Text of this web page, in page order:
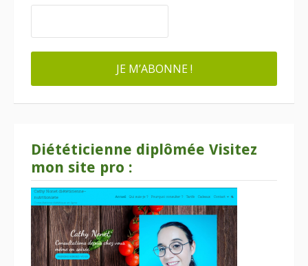
Diététicienne diplômée Visitez
mon site pro :